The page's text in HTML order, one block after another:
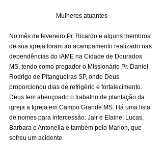
Mulheres atuantes
No mês de fevereiro Pr. Ricardo e alguns membros
de sua igreja foram ao acampamento realizado nas
dependências do IAME na Cidade de Dourados
MS, tendo como pregador o Missionário Pr. Daniel
Rodrigo de Pitangueiras SP, onde Deus
proporcionou dias de refrigério e fortalecimento.
Deus tem abençoado o trabalho de plantação da
igreja a Igreja em Campo Grande MS. Há uma lista
de nomes para intercessão: Jair e Elaine; Lucas,
Barbara e Antonella e também pelo Marlon, que
sofreu um acidente.